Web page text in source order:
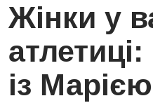
Жінки у
із